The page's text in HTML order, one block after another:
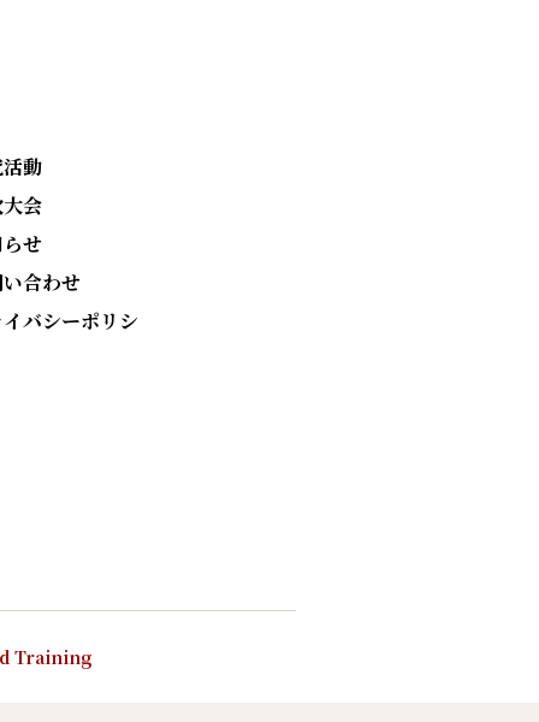
動
会
せ
合わせ
バシーポリシ
Training